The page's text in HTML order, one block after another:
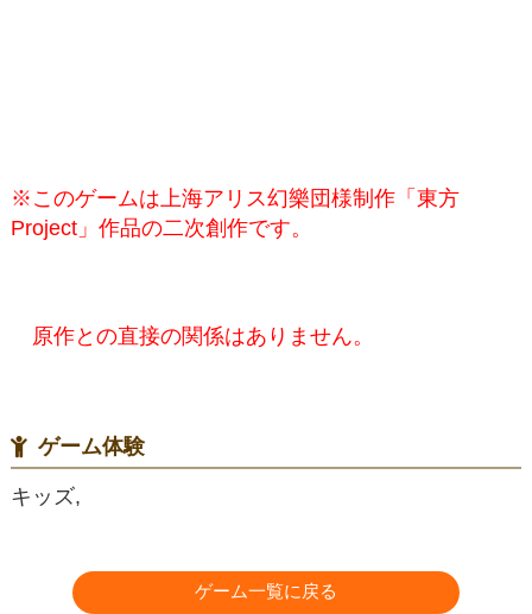
※このゲームは上海アリス幻樂団様制作「東方
Project」作品の二次創作です。
原作との直接の関係はありません。
ゲーム体験
キッズ,
ゲーム一覧に戻る